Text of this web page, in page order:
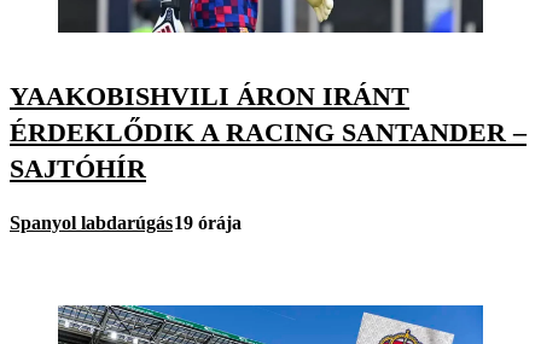
YAAKOBISHVILI ÁRON IRÁNT
ÉRDEKLŐDIK A RACING SANTANDER –
SAJTÓHÍR
Spanyol labdarúgás19 órája